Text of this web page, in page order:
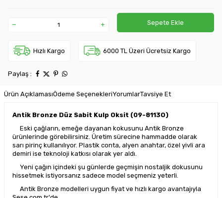
Sepete Ekle
Hızlı Kargo 6000 TL Üzeri Ücretsiz Kargo
Paylaş :
Ürün AçıklamasıÖdeme SeçenekleriYorumlarTavsiye Et
Antik Bronze Düz Sabit Kulp Oksit (09-8113O)
Eski çağların, emeğe dayanan kokusunu Antik Bronze
ürünlerinde görebilirsiniz. Üretim sürecine hammadde olarak
sarı pirinç kullanılıyor. Plastik conta, alyen anahtar, özel yivli ara
demiri ise teknoloji katkısı olarak yer aldı.
Yeni çağın içindeki şu günlerde geçmişin nostaljik dokusunu
hissetmek istiyorsanız sadece model seçmeniz yeterli.
Antik Bronze modelleri uygun fiyat ve hızlı kargo avantajıyla